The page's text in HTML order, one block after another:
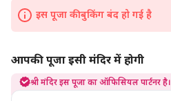
इस पूजा की बुकिंग बंद हो गई है
आपकी पूजा इसी मंदिर में होगी
श्री मंदिर इस पूजा का ऑफिसियल पार्टनर है।